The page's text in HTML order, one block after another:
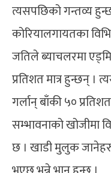
त्यसपछिको गन्तव्य हुन्छ
कोरियालगायतका
जतिले ब्याचलरमा
प्रतिशत मात्र हुन्छन्
गर्लान् बाँकी ५०
सम्भावनाको खोजीमा
छ । खाडी मुलुक